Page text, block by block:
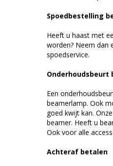
Spoedbestelling
Heeft u haast met
worden? Neem dan
spoedservice.
Onderhoudsbeurt
Een
beamerlamp. Ook
goed kwijt kan.
beamer. Heeft u
Ook voor alle
Achteraf betalen